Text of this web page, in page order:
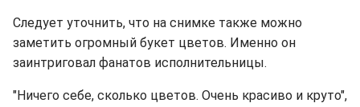
Следует уточнить, что на снимке также можно
заметить огромный букет цветов. Именно он
заинтриговал фанатов исполнительницы.
"Ничего себе, сколько цветов. Очень красиво и круто",